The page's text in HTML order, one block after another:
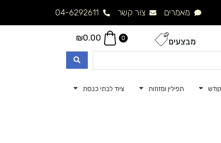
מאמרים צור קשר 04-6292611
מבצעים 0
₪0.00
תפילין ומזוזות ציוד לבתי כנסת